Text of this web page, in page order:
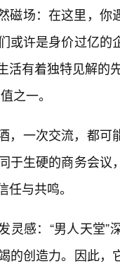
磁场：在这里，你
或许是身价过亿
活有着独特见解的
之一。
，一次交流，都可
于生硬的商务会
与共鸣。
灵感：“男人天堂
的创造力。因此